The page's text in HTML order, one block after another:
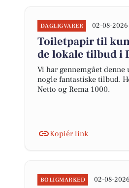
DAGLIGVARER 02-08-2026
Toiletpapir til kun
de lokale tilbud i
Vi har gennemgået
nogle fantastiske tilbud.
Netto og Rema 1000.
Kopiér link
BOLIGMARKED 02-08-